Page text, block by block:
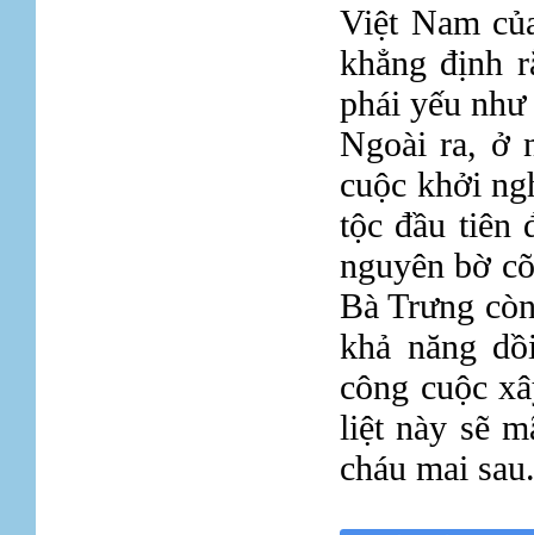
Việt Nam
khẳng định
phái yếu
Ngoài ra, ở
cuộc khởi
tộc đầu tiên
nguyên bờ
Bà Trưng
khả năng
công cuộc
liệt này sẽ
cháu mai sau.